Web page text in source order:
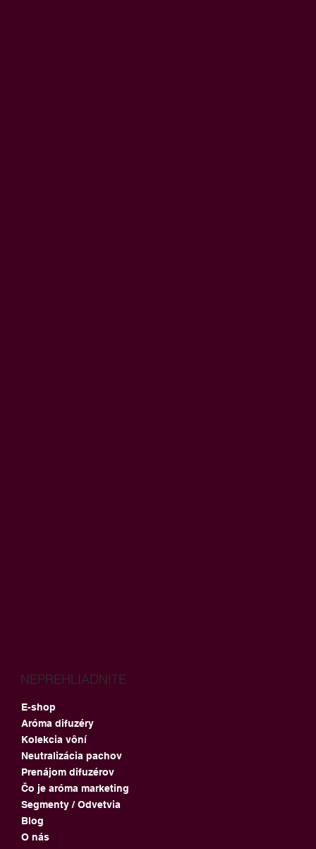
E-shop
Aróma difuzéry
Kolekcia vôní
Neutralizácia pachov
Prenájom difuzérov
Čo je aróma marketing
Segmenty / Odvetvia
Blog
O nás
NEPREHLIADNITE